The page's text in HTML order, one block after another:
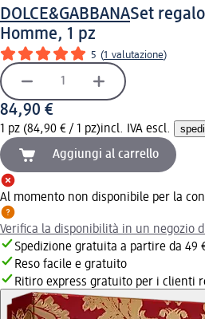
DOLCE&GABBANASet
Homme, 1 pz
5 (1 valutazione)
84,90 €
1 pz (84,90 € / 1 pz)incl. IVA escl.
Aggiungi al carrello
Al momento non disponibile per la
Verifica la disponibilità in un negozio
Spedizione gratuita a partire da 49
Reso facile e gratuito
Ritiro express gratuito per i clienti